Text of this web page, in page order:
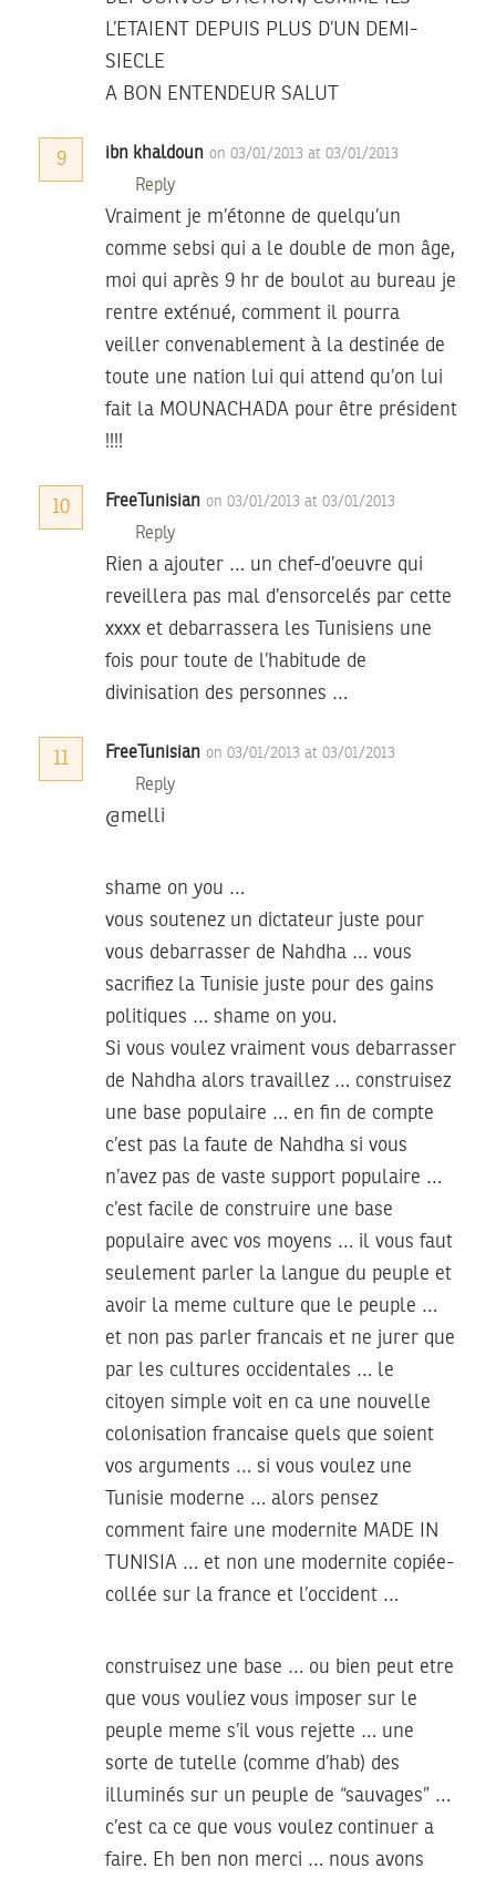
L’ETAIENT DEPUIS PLUS D’UN DEMI-
SIECLE
A BON ENTENDEUR SALUT
9 ibn khaldoun on 03/01/2013 at 03/01/2013
Reply
Vraiment je m’étonne de quelqu’un
comme sebsi qui a le double de mon âge,
moi qui après 9 hr de boulot au bureau je
rentre exténué, comment il pourra
veiller convenablement à la destinée de
toute une nation lui qui attend qu’on lui
fait la MOUNACHADA pour être président
!!!!
10 FreeTunisian on 03/01/2013 at 03/01/2013
Reply
Rien a ajouter … un chef-d’oeuvre qui
reveillera pas mal d’ensorcelés par cette
xxxx et debarrassera les Tunisiens une
fois pour toute de l’habitude de
divinisation des personnes …
11 FreeTunisian on 03/01/2013 at 03/01/2013
Reply
@melli
shame on you …
vous soutenez un dictateur juste pour
vous debarrasser de Nahdha … vous
sacrifiez la Tunisie juste pour des gains
politiques … shame on you.
Si vous voulez vraiment vous debarrasser
de Nahdha alors travaillez … construisez
une base populaire … en fin de compte
c’est pas la faute de Nahdha si vous
n’avez pas de vaste support populaire …
c’est facile de construire une base
populaire avec vos moyens … il vous faut
seulement parler la langue du peuple et
avoir la meme culture que le peuple …
et non pas parler francais et ne jurer que
par les cultures occidentales … le
citoyen simple voit en ca une nouvelle
colonisation francaise quels que soient
vos arguments … si vous voulez une
Tunisie moderne … alors pensez
comment faire une modernite MADE IN
TUNISIA … et non une modernite copiée-
collée sur la france et l’occident …
construisez une base … ou bien peut etre
que vous vouliez vous imposer sur le
peuple meme s’il vous rejette … une
sorte de tutelle (comme d’hab) des
illuminés sur un peuple de “sauvages” …
c’est ca ce que vous voulez continuer a
faire. Eh ben non merci … nous avons